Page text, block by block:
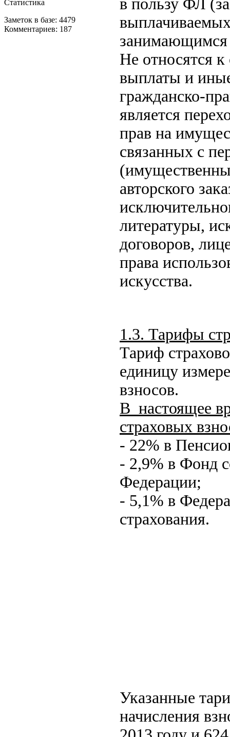
Статистика
Заметок в базе: 4479
Комментариев: 187
в пользу ФЛ
занимающимся
Не относятся
выплаты и
гражданско-
является
прав на
связанных с
авторского
литературы,
договоров,
права
искусства.
1.3. Тарифы
Тариф
единицу
взносов.
В настоящее
страховых
- 22% в
- 2,9% в Фонд
Федерации;
- 5,1% в
страхования.
Указанные
начисления